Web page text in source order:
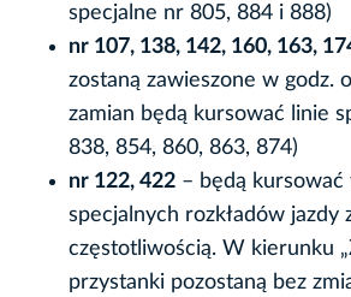
specjalne nr 805, 884 i 888)
nr 107, 138, 142, 160, 163,
zostaną zawieszone w godz.
zamian będą kursować linie
838, 854, 860, 863, 874)
nr 122, 422 – będą kursować
specjalnych rozkładów jazdy
częstotliwością. W kierunku
przystanki pozostaną bez